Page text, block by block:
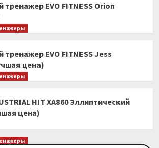
тренажер EVO FITNESS Orion
тренажер EVO FITNESS Jess
цена)
HIT XA860 Эллиптический
цена)